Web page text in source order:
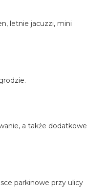
letnie jacuzzi, mini
a także dodatkowe
parkinowe przy ulicy